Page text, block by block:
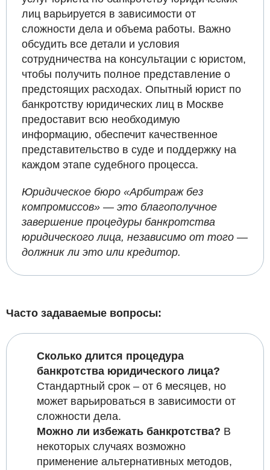
лиц варьируется в зависимости от
сложности дела и объема работы. Важно
обсудить все детали и условия
сотрудничества на консультации с юристом,
чтобы получить полное представление о
предстоящих расходах. Опытный юрист по
банкротству юридических лиц в Москве
предоставит всю необходимую
информацию, обеспечит качественное
представительство в суде и поддержку на
каждом этапе судебного процесса.
Юридическое бюро «Арбитраж без
компромиссов» — это благополучное
завершение процедуры банкротства
юридического лица, независимо от того —
должник ли это или кредитор.
Часто задаваемые вопросы:
Сколько длится процедура
банкротства юридического лица?
Стандартный срок – от 6 месяцев, но
может варьироваться в зависимости от
сложности дела.
Можно ли избежать банкротства? В
некоторых случаях возможно
применение альтернативных методов,